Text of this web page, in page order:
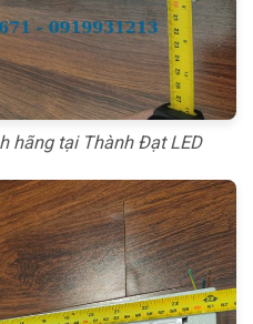
hãng tại Thành Đạt LED